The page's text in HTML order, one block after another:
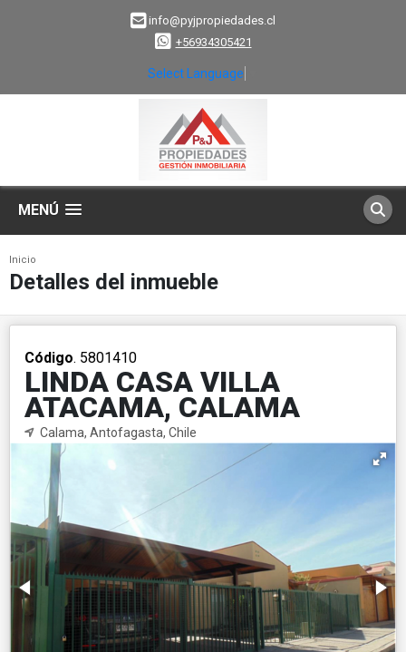
info@pyjpropiedades.cl
+56934305421
Select Language
MENÚ
Inicio
Detalles del inmueble
Código. 5801410
LINDA CASA VILLA
ATACAMA, CALAMA
Calama, Antofagasta, Chile